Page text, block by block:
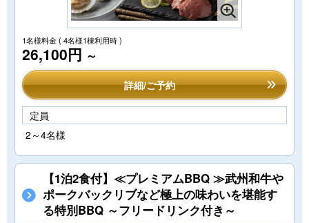
1名様料金( 4名様1棟利用時 )
26,100円 ～
詳細/ご予約
定員
2～4名様
【1泊2食付】≪プレミアムBBQ ≫武州和牛や
ポークバックリブなど極上の味わいを堪能す
る特別BBQ ～フリードリンク付き～